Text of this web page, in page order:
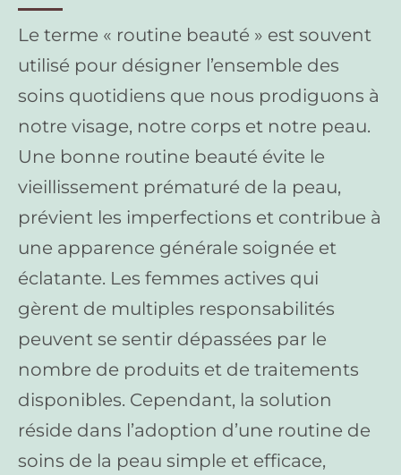
Le terme « routine beauté » est souvent
utilisé pour désigner l’ensemble des
soins quotidiens que nous prodiguons à
notre visage, notre corps et notre peau.
Une bonne routine beauté évite le
vieillissement prématuré de la peau,
prévient les imperfections et contribue à
une apparence générale soignée et
éclatante. Les femmes actives qui
gèrent de multiples responsabilités
peuvent se sentir dépassées par le
nombre de produits et de traitements
disponibles. Cependant, la solution
réside dans l’adoption d’une routine de
soins de la peau simple et efficace,